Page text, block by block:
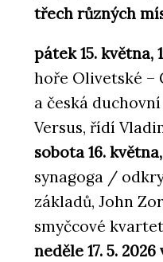
PRODUKTY
PRODUKTY
Koš Daku -
třech různých
pátek 15. května,
hoře Olivetské –
a česká
Versus, řídí
sobota 16.
synagoga /
základů, John
smyčcové
neděle 17. 5.